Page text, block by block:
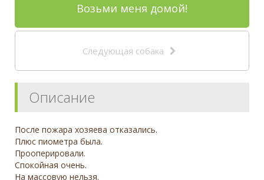
Возьми меня домой!
Следующая собака
Описание
После пожара хозяева отказались.
Плюс пиометра была.
Прооперировали.
Спокойная очень.
На массовую нельзя.